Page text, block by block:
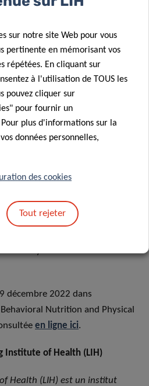
gens, il sera possible de
du temps sédentaire
l’activité physique de faible
prouvé que cela
le risque de maladie
également certaines limites à
les accéléromètres peuvent
moyen de mesurer la
décembre 2022 dans
Nutrition and Physical
en ligne ici.
Institute of Health (LIH)
Health (LIH) est un institut
sur notre site Web pour vous
pertinente en mémorisant vos
répétées. En cliquant sur
à l'utilisation de TOUS les
pouvez cliquer sur
pour fournir un
plus d'informations sur la
données personnelles,
des cookies
Tout rejeter